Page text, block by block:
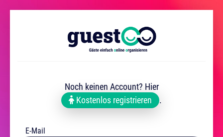
Noch keinen Account? Hier
Kostenlos registrieren
.
E-Mail